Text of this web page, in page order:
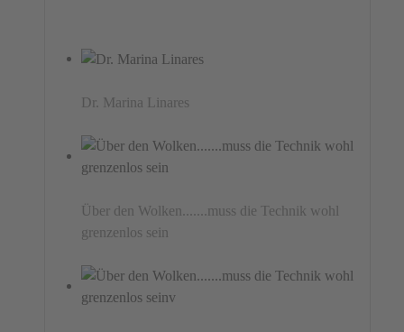
Dr. Marina Linares
Über den Wolken.......muss die Technik wohl
grenzenlos sein